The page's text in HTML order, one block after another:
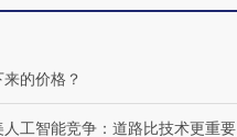
的价格？
人工智能竞争：道路比技术更重要